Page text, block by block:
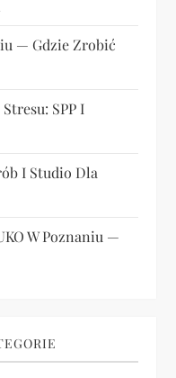
— Gdzie Zrobić
SPP I
I Studio Dla
W Poznaniu —